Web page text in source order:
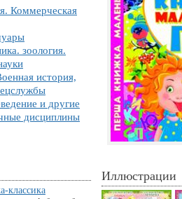
Коммерческая
зоология.
история,
и другие
дисциплины
классика
Иллюстрации